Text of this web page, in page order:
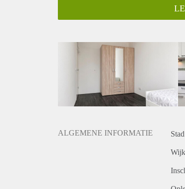
Borg: 1 maand
Gedeelde keuken: Nee
Gedeelde Douche: Nee
Gedeelde woonkamer: Nee
Geslacht huisgenoten: N.v.t.
ALGEMENE INFORMATIE Stad